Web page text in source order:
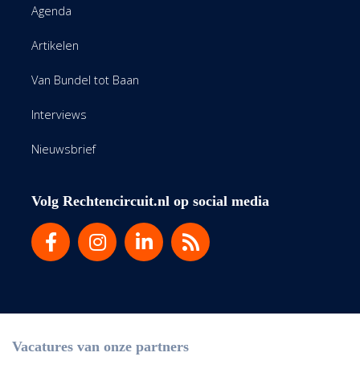
Agenda
Artikelen
Van Bundel tot Baan
Interviews
Nieuwsbrief
Volg Rechtencircuit.nl op social media
Vacatures van onze partners